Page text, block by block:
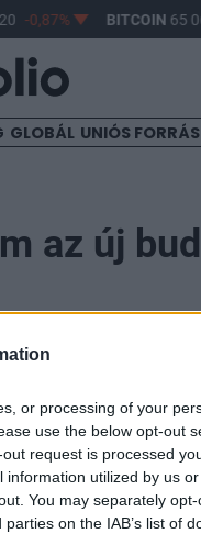
or processing of your
use the below opt-out
request is processed
utilized by us
You may separately
on the IAB’s list of
-0,87% BITCOIN65
GLOBÁL UNIÓS
az új
a már több éve
ma a
fogalmazott, hogy
nincs meg az